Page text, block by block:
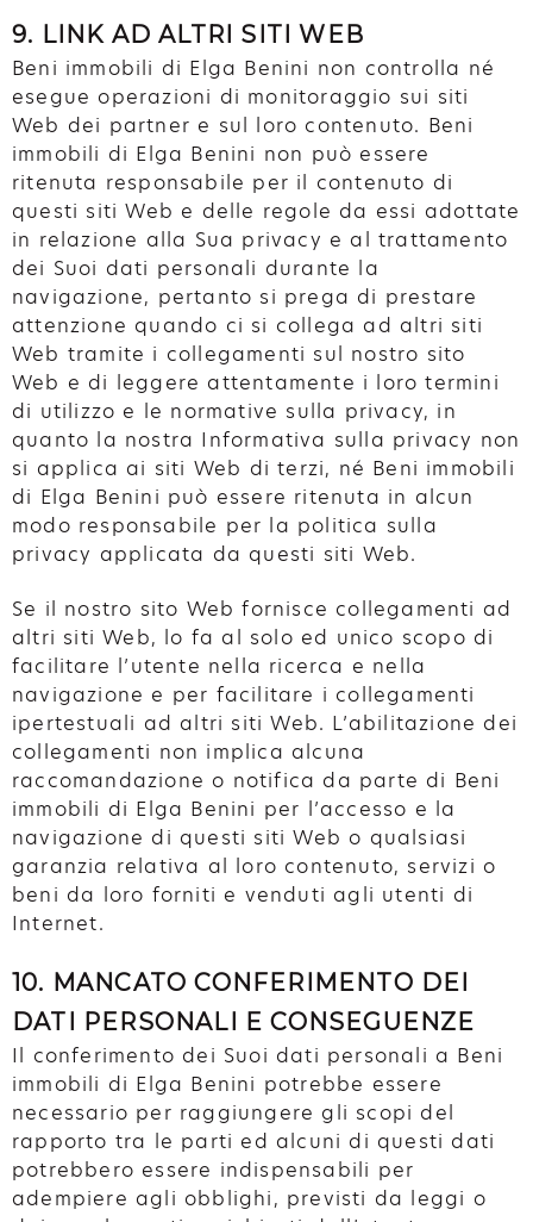
9. LINK AD ALTRI SITI WEB
Beni immobili di Elga Benini non controlla né
esegue operazioni di monitoraggio sui siti
Web dei partner e sul loro contenuto. Beni
immobili di Elga Benini non può essere
ritenuta responsabile per il contenuto di
questi siti Web e delle regole da essi adottate
in relazione alla Sua privacy e al trattamento
dei Suoi dati personali durante la
navigazione, pertanto si prega di prestare
attenzione quando ci si collega ad altri siti
Web tramite i collegamenti sul nostro sito
Web e di leggere attentamente i loro termini
di utilizzo e le normative sulla privacy, in
quanto la nostra Informativa sulla privacy non
si applica ai siti Web di terzi, né Beni immobili
di Elga Benini può essere ritenuta in alcun
modo responsabile per la politica sulla
privacy applicata da questi siti Web.
Se il nostro sito Web fornisce collegamenti ad
altri siti Web, lo fa al solo ed unico scopo di
facilitare l’utente nella ricerca e nella
navigazione e per facilitare i collegamenti
ipertestuali ad altri siti Web. L’abilitazione dei
collegamenti non implica alcuna
raccomandazione o notifica da parte di Beni
immobili di Elga Benini per l’accesso e la
navigazione di questi siti Web o qualsiasi
garanzia relativa al loro contenuto, servizi o
beni da loro forniti e venduti agli utenti di
Internet.
10. MANCATO CONFERIMENTO DEI
DATI PERSONALI E CONSEGUENZE
Il conferimento dei Suoi dati personali a Beni
immobili di Elga Benini potrebbe essere
necessario per raggiungere gli scopi del
rapporto tra le parti ed alcuni di questi dati
potrebbero essere indispensabili per
adempiere agli obblighi, previsti da leggi o